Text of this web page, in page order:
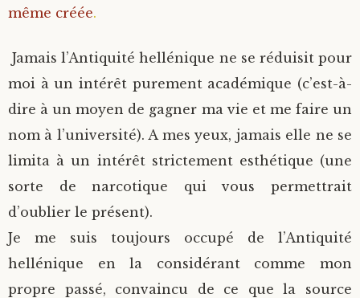
même créée.
Jamais l’Antiquité hellénique ne se réduisit pour
moi à un intérêt purement académique (c’est-à-
dire à un moyen de gagner ma vie et me faire un
nom à l’université). A mes yeux, jamais elle ne se
limita à un intérêt strictement esthétique (une
sorte de narcotique qui vous permettrait
d’oublier le présent).
Je me suis toujours occupé de l’Antiquité
hellénique en la considérant comme mon
propre passé, convaincu de ce que la source